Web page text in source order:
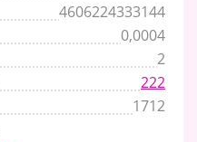
4606224333144
0,0004
2
222
1712